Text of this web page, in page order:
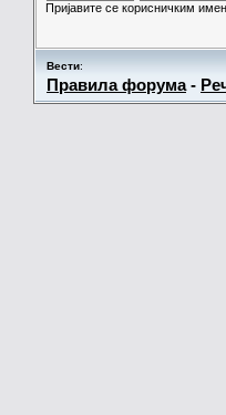
Пријавите се корисничким
Вести:
Правила форума-